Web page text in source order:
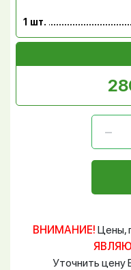
1 шт.
ВНИМАНИЕ! Цены,
Уточнить